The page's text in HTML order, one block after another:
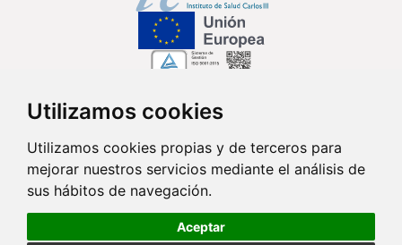
Utilizamos cookies
Utilizamos cookies propias y de terceros para
mejorar nuestros servicios mediante el análisis de
sus hábitos de navegación.
Aceptar
Síguenos en...
Contacto
Av. Monforte de Lemos, 3-5. Pabellón 11. Planta 0 28029 Madrid
info@ciberisciii.es